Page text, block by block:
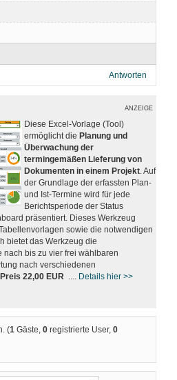
Antworten
ANZEIGE
Diese Excel-Vorlage (Tool)
ermöglicht die Planung und
Überwachung der
termingemäßen Lieferung von
Dokumenten in einem Projekt . Auf
der Grundlage der erfassten Plan-
und Ist-Termine wird für jede
Berichtsperiode der Status
präsentiert. Dieses Werkzeug
sowie die notwendigen
bietet das Werkzeug die
nach bis zu vier frei wählbaren
nach verschiedenen
Preis 22,00 EUR Details hier >>
(1 Gäste,0 registrierte User,0